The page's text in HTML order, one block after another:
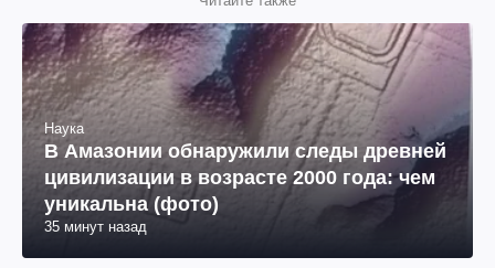
Наука
В Амазонии обнаружили следы древней
цивилизации в возрасте 2000 года: чем
уникальна (фото)
35 минут назад